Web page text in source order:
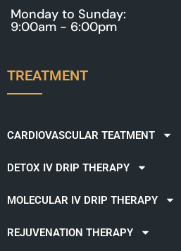
Monday to Sunday:
9:00am - 6:00pm
TREATMENT
CARDIOVASCULAR TEATMENT
DETOX IV DRIP THERAPY
MOLECULAR IV DRIP THERAPY
REJUVENATION THERAPY